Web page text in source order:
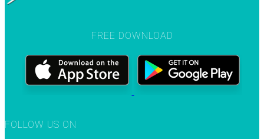
FREE DOWNLOAD
FOLLOW US ON